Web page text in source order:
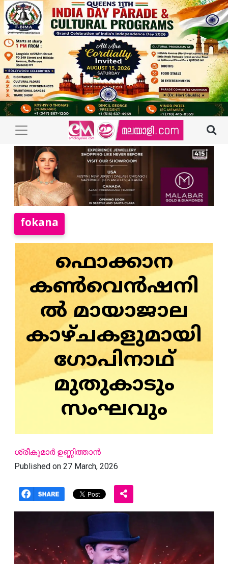
fokana
ഫൊക്കാന
കൺവെൻഷനി
ൽ മായാജാല
കാഴ്ചകളുമായി
ഗോപിനാഥ്
മുതുകാടും
സംഘവും
ശ്രീകുമാർ ഉണ്ണിത്താൻ
Published on 27 March, 2026